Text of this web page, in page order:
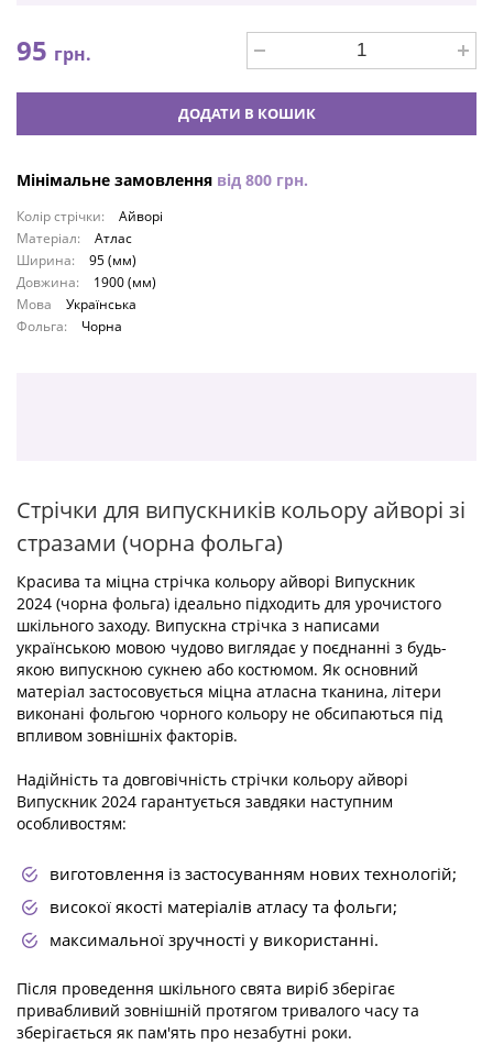
95 грн.
ДОДАТИ В КОШИК
Мінімальне замовлення від 800 грн.
Колір стрічки:
Айворі
Матеріал:
Атлас
Ширина:
95 (мм)
Довжина:
1900 (мм)
Мова
Українська
Фольга:
Чорна
Стрічки для випускників кольору айворі зі
стразами (чорна фольга)
Красива та міцна стрічка кольору айворі Випускник
2024 (чорна фольга) ідеально підходить для урочистого
шкільного заходу. Випускна стрічка з написами
українською мовою чудово виглядає у поєднанні з будь-
якою випускною сукнею або костюмом. Як основний
матеріал застосовується міцна атласна тканина, літери
виконані фольгою чорного кольору не обсипаються під
впливом зовнішніх факторів.
Надійність та довговічність стрічки кольору айворі
Випускник 2024 гарантується завдяки наступним
особливостям:
виготовлення із застосуванням нових технологій;
високої якості матеріалів атласу та фольги;
максимальної зручності у використанні.
Після проведення шкільного свята виріб зберігає
привабливий зовнішній протягом тривалого часу та
зберігається як пам'ять про незабутні роки.